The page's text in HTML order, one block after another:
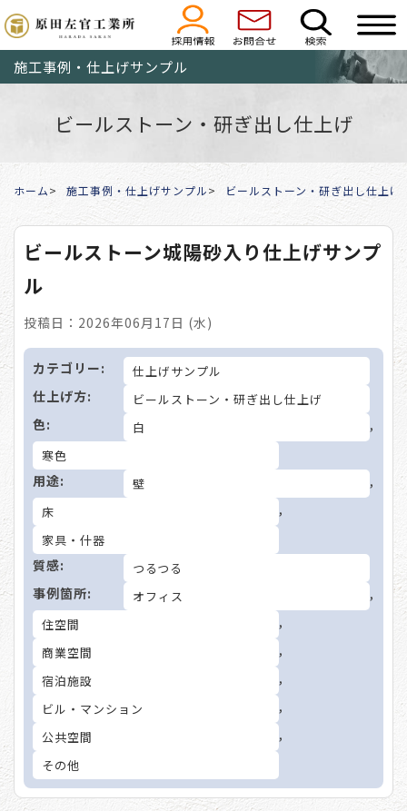
施工事例・仕上げサンプル
ビールストーン・研ぎ出し仕上げ
ホーム 施工事例・仕上げサンプル ビールストーン・研ぎ出し仕上げ
ビールストーン城陽砂入り仕上げサンプ
ル
投稿日：2026年06月17日 (水)
カテゴリー: 仕上げサンプル
仕上げ方: ビールストーン・研ぎ出し仕上げ
色: 白 ,
寒色
用途: 壁 ,
床 ,
家具・什器
質感: つるつる
事例箇所: オフィス ,
住空間 ,
商業空間 ,
宿泊施設 ,
ビル・マンション ,
公共空間 ,
その他